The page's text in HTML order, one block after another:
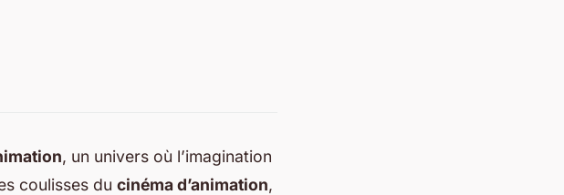
, un univers où l’imagination
coulisses du cinéma d’animation,